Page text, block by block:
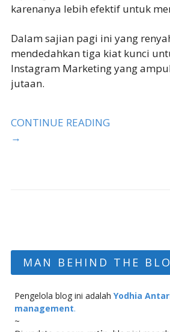
karenanya lebih efektif untuk
Dalam sajian pagi ini yang
mendedahkan tiga kiat kunci
Instagram Marketing yang
jutaan.
CONTINUE READING
→
MAN BEHIND THE
Pengelola blog ini adalah Yodhia
management.
~